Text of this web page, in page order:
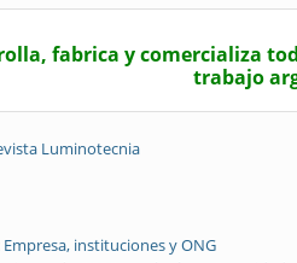
fabrica y comercializa
trabajo
Luminotecnia
Empresa, instituciones y ONG